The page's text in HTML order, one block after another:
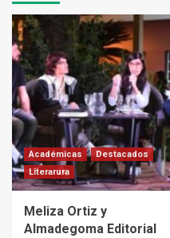
Académicas
Destacados
Literarura
Meliza Ortiz y
Almadegoma Editorial